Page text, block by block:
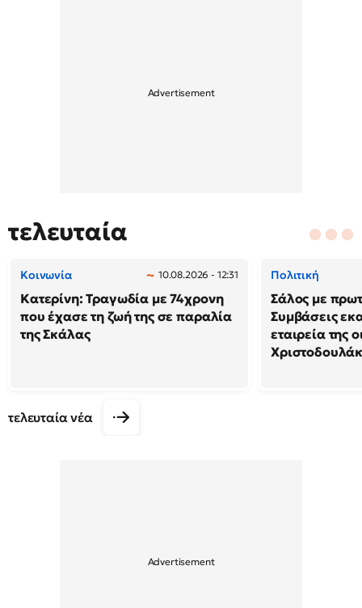
τελευταία
Κοινωνία 10.08.2026 - 12:31
Κατερίνη: Τραγωδία με 74χρονη
που έχασε τη ζωή της σε παραλία
της Σκάλας
Πολιτική
Σάλος με
Συμβάσεις
εταιρεία της
τελευταία νέα